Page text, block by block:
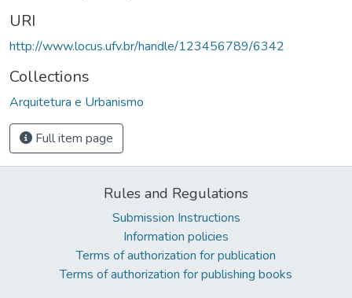
URI
http://www.locus.ufv.br/handle/123456789/6342
Collections
Arquitetura e Urbanismo
Full item page
Rules and Regulations
Submission Instructions
Information policies
Terms of authorization for publication
Terms of authorization for publishing books